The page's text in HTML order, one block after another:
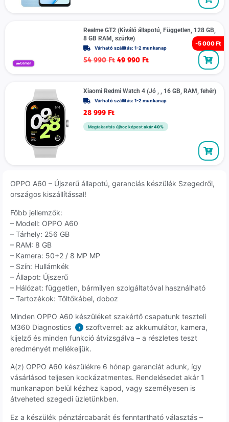
-5 000 Ft
Gamer
Realme GT2 (Kiváló állapotú, Független, 128 GB,
8 GB RAM, szürke)
Várható szállítás: 1-2 munkanap
54 990Ft 49 990 Ft
Xiaomi Redmi Watch 4 (Jó , , 16 GB, RAM, fehér)
Várható szállítás: 1-2 munkanap
28 999 Ft
Megtakarítás újhoz képest akár 40%
OPPO A60 – Újszerű állapotú, garanciás készülék Szegedről,
országos kiszállítással!
Főbb jellemzők:
– Modell: OPPO A60
– Tárhely: 256 GB
– RAM: 8 GB
– Kamera: 50+2 / 8 MP MP
– Szín: Hullámkék
– Állapot: Újszerű
– Hálózat: független, bármilyen szolgáltatóval használható
– Tartozékok: Töltőkábel, doboz
Minden OPPO A60 készüléket szakértő csapatunk teszteli
M360 Diagnostics
i
szoftverrel: az akkumulátor, kamera,
kijelző és minden funkció átvizsgálva – a részletes teszt
eredményét mellékeljük.
A(z) OPPO A60 készülékre 6 hónap garanciát adunk, így
vásárlásod teljesen kockázatmentes. Rendelésedet akár 1
munkanapon belül kézhez kapod, vagy személyesen is
átveheted szegedi üzletünkben.
Ez a készülék pénztárcabarát és fenntartható választás –